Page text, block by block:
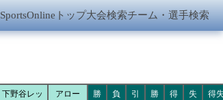
SportsOnlineトップ大会検索チーム・選手検索
下野谷レッ
アロー
勝
負
引
勝
得
失
得